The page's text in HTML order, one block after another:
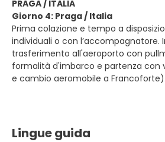
PRAGA / ITALIA
Giorno 4: Praga / Italia
Prima colazione e tempo a
individuali o con l’accompagnatore.
trasferimento all'aeroporto con
formalità d'imbarco e partenza con
e cambio aeromobile a Francoforte).
Lingue guida